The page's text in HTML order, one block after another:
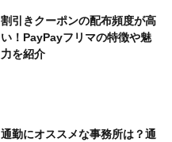
割引きクーポンの配布頻度が高
い！PayPayフリマの特徴や魅
力を紹介
通勤にオススメな事務所は？通